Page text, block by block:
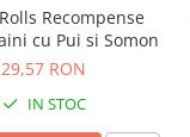
Recompense
cu Pui si Somon
29,57 RON
IN STOC